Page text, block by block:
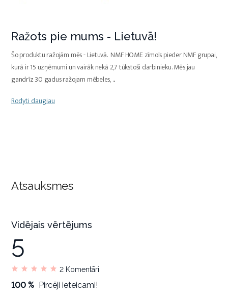
Ražots pie mums - Lietuvā!
Šo produktu ražojām mēs - Lietuvā. NMF HOME zīmols pieder NMF grupai,
kurā ir 15 uzņēmumi un vairāk nekā 2,7 tūkstoši darbinieku. Mēs jau
gandrīz 30 gadus ražojam mēbeles,...
Rodyti daugiau
Atsauksmes
Vidējais vērtējums
5
2 Komentāri
100 % Pircēji ieteicami!